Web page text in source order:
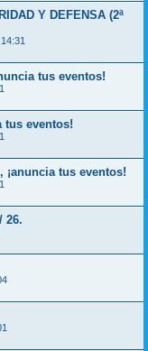
Y DEFENSA (2ª
tus eventos!
tus eventos!
tus eventos!
26.